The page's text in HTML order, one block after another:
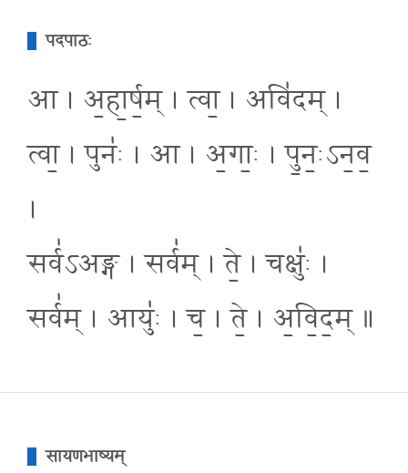
पदपाठः
आ । अ॒हा॒र्ष॒म् । त्वा॒ । अवि॑दम् ।
त्वा॒ । पुनः॑ । आ । अ॒गाः॒ । पु॒नः॒ऽन॒व॒
।
सर्व॑ऽअङ्ग । सर्व॑म् । ते॒ । चक्षुः॑ ।
सर्व॑म् । आयुः॑ । च॒ । ते॒ । अ॒वि॒द॒म् ॥
सायणभाष्यम्